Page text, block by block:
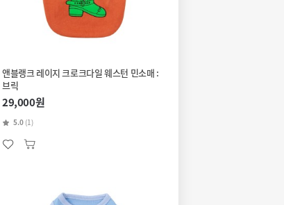
앤블랭크 레이지 크로크다일 웨스턴 민소매 :
브릭
29,000원
5.0 (1)